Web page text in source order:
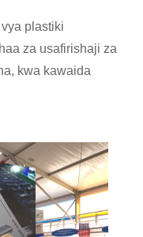
plastiki
za usafirishaji za
kwa kawaida